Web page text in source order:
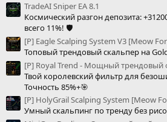
TradeAI Sniper EA 8.1
Космический разгон депозита:
всего 11%! 🛡
[Р] Eagle Scalping System V3 [Meow
Топовый трендовый скальпер на
[Р] Royal Trend - Мощный трендовый
Твой королевский фильтр для
Точность 85%+🎯
[P] HolyGrail Scalping System [Meow
Умный скальпинг по тренду без